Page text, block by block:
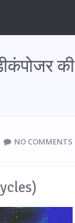
की
NO COMMENTS